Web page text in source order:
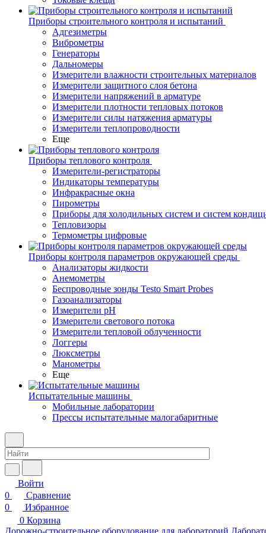
Приборы строительного контроля и испытаний
Адгезиметры
Виброметры
Генераторы
Дальномеры
Измерители влажности строительных материалов
Измерители защитного слоя бетона
Измерители напряжений в арматуре
Измерители плотности тепловых потоков
Измерители силы натяжения арматуры
Измерители теплопроводности
Еще
Приборы теплового контроля
Измерители-регистраторы
Индикаторы температуры
Инфракрасные окна
Пирометры
Приборы для холодильных систем и систем
Тепловизоры
Термометры цифровые
Приборы контроля параметров окружающей среды
Анализаторы жидкости
Анемометры
Беспроводные зонды Testo Smart Probes
Газоанализаторы
Измерители pH
Измерители светового потока
Измерители тепловой облученности
Логгеры
Люксметры
Манометры
Еще
Испытательные машины
Мобильные лаборатории
Прессы испытательные малогабаритные
Войти
0
Сравнение
0
Избранное
0 Корзина
Дорожно-строительное оборудование для лабораторий